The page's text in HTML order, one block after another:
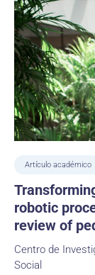
Artículo académico
robotic
review of
Centro de
Social